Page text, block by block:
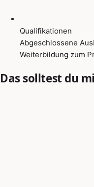
Qualifikationen
Abgeschlossene
Weiterbildung zum
Das solltest du